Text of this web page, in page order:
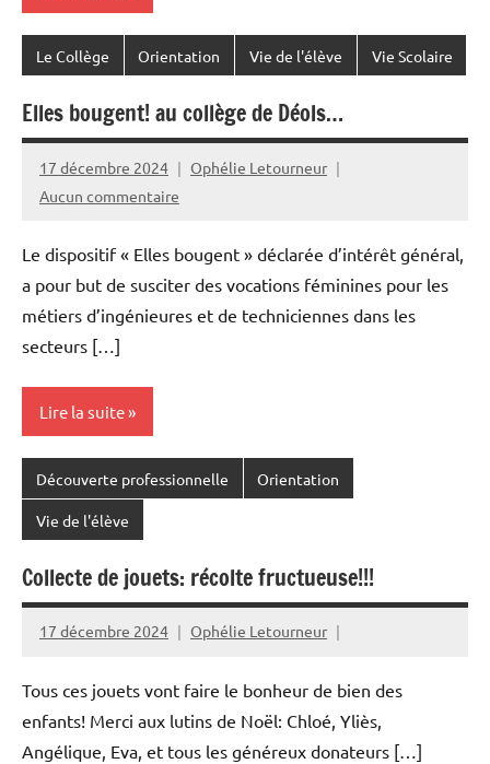
Le Collège Orientation Vie de l'élève Vie Scolaire
Elles bougent! au collège de Déols…
17 décembre 2024
Ophélie Letourneur
Aucun commentaire
Le dispositif « Elles bougent » déclarée d’intérêt général,
a pour but de susciter des vocations féminines pour les
métiers d’ingénieures et de techniciennes dans les
secteurs […]
Lire la suite
Découverte professionnelle Orientation
Vie de l'élève
Collecte de jouets: récolte fructueuse!!!
17 décembre 2024 Ophélie Letourneur
Tous ces jouets vont faire le bonheur de bien des
enfants! Merci aux lutins de Noël: Chloé, Yliès,
Angélique, Eva, et tous les généreux donateurs […]